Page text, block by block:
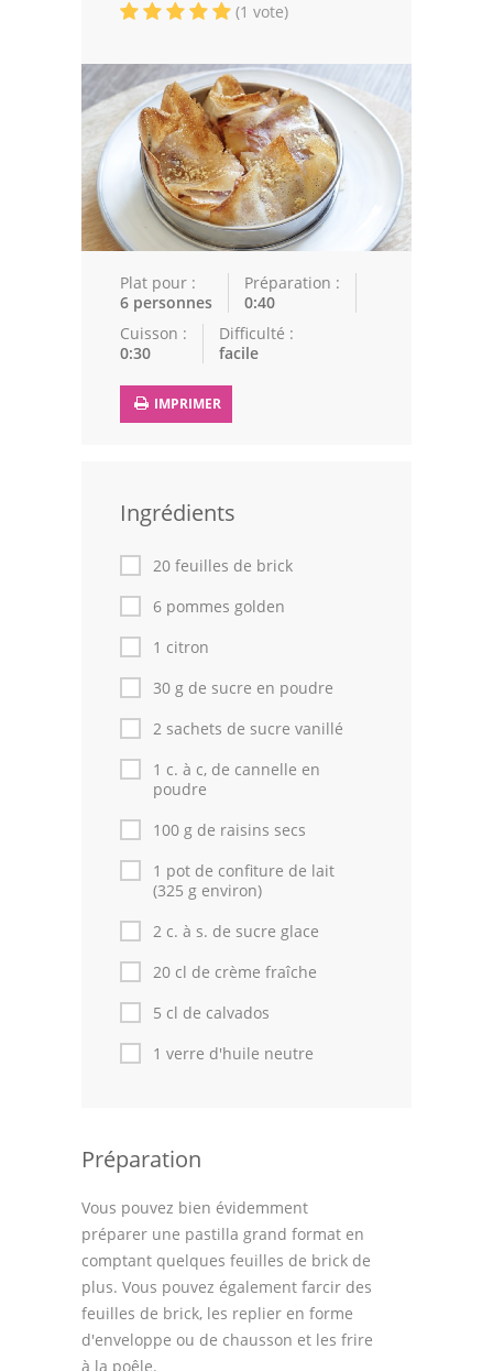
Pâtisseries
Epices
Recettes Marocaine
Couscous
Viandes
Poissons
Volailles
Pâtisseries Orientales
Recettes marocaine
Cuisine Algérienne
Cuisine Tunisienne
Cuisine Juive
Cuisine Libanaise
Articles
Actualités
Astuces de cuisine
Leçons de cuisine
Fêtes Religieuses
Chefs
Espace Personnel
(1 vote)
Plat pour :
6 personnes
Préparation :
0:40
Cuisson :
0:30
Difficulté :
facile
IMPRIMER
Ingrédients
20 feuilles de brick
6 pommes golden
1 citron
30 g de sucre en poudre
2 sachets de sucre vanillé
1 c. à c, de cannelle en
poudre
100 g de raisins secs
1 pot de confiture de lait
(325 g environ)
2 c. à s. de sucre glace
20 cl de crème fraîche
5 cl de calvados
1 verre d'huile neutre
Préparation
Vous pouvez bien évidemment
préparer une pastilla grand format en
comptant quelques feuilles de brick de
plus. Vous pouvez également farcir des
feuilles de brick, les replier en forme
d'enveloppe ou de chausson et les frire
à la poêle.